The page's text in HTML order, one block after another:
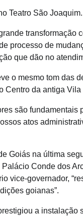
Teatro São Joaquim.
processo de
que dão no
o mesmo tom das
Centro da antiga Vila
são
atos
Goiás na última
Conde dos
vice-governador,
goianas”.
a